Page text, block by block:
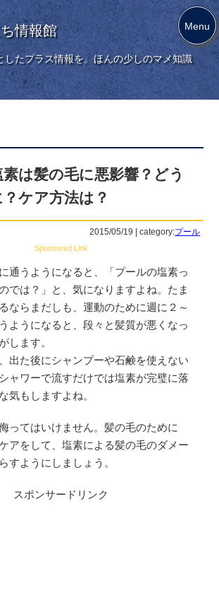
情報館
したプラス情報を。ほんの少しのマメ知識
は髪の毛に悪影響？どう
ケア方法は？
2015/05/19 | category:プール
Sponsored Link
通うようになると、「プールの塩素っ
では？」と、気になりますよね。たま
ならまだしも、運動のために週に２～
ようになると、段々と髪質が悪くなっ
します。
出た後にシャンプーや石鹸を使えない
ャワーで流すだけでは塩素が完璧に落
気もしますよね。
ってはいけません。髪の毛のために
アをして、塩素による髪の毛のダメー
すようにしましょう。
スポンサードリンク
Menu